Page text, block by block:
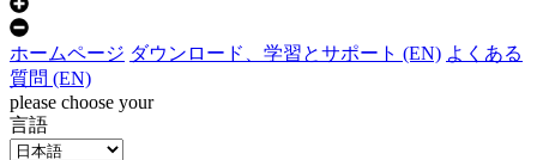
ホームページ ダウンロード、学習とサポート (EN) よくある
質問 (EN)
please choose your
言語